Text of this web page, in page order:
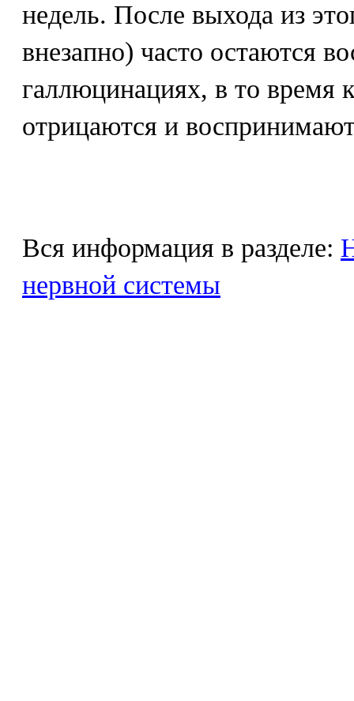
недель. После выхода из
внезапно) часто остаются
галлюцинациях, в то время
отрицаются и
Вся информация в разделе:
нервной системы